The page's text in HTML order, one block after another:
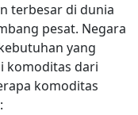
terbesar di dunia
pesat. Negara
yang
komoditas dari
komoditas